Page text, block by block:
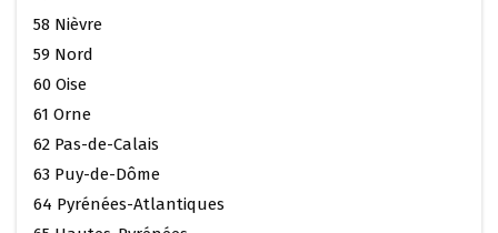
58 Nièvre
59 Nord
60 Oise
61 Orne
62 Pas-de-Calais
63 Puy-de-Dôme
64 Pyrénées-Atlantiques